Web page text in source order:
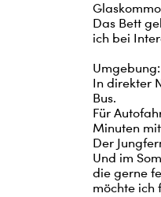
Das Bett
ich bei
Umgebung:
In direkter
Bus.
Für
Minuten
Der
Und im
die gerne
möchte ich